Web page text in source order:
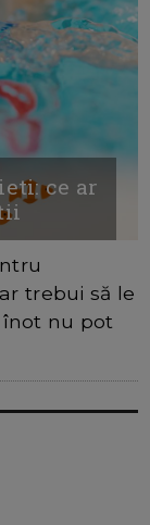
ce ar
trebui să le
înot nu pot